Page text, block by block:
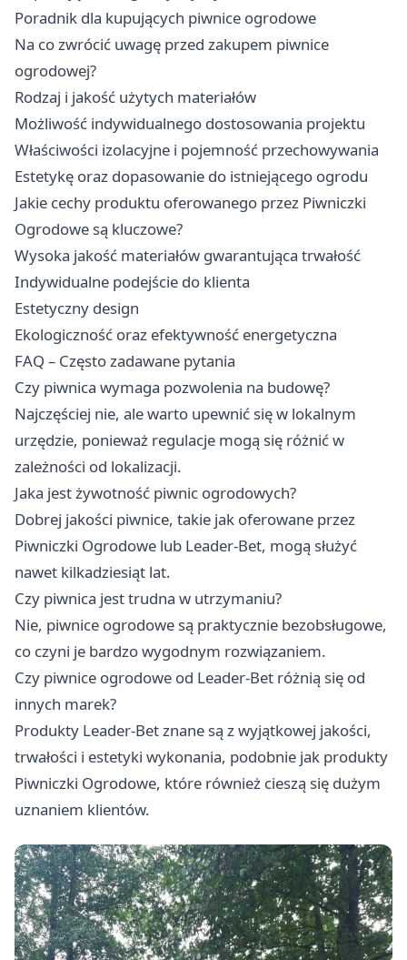
Poradnik dla kupujących piwnice ogrodowe
Na co zwrócić uwagę przed zakupem piwnice
ogrodowej?
Rodzaj i jakość użytych materiałów
Możliwość indywidualnego dostosowania projektu
Właściwości izolacyjne i pojemność przechowywania
Estetykę oraz dopasowanie do istniejącego ogrodu
Jakie cechy produktu oferowanego przez Piwniczki
Ogrodowe są kluczowe?
Wysoka jakość materiałów gwarantująca trwałość
Indywidualne podejście do klienta
Estetyczny design
Ekologiczność oraz efektywność energetyczna
FAQ – Często zadawane pytania
Czy piwnica wymaga pozwolenia na budowę?
Najczęściej nie, ale warto upewnić się w lokalnym
urzędzie, ponieważ regulacje mogą się różnić w
zależności od lokalizacji.
Jaka jest żywotność piwnic ogrodowych?
Dobrej jakości piwnice, takie jak oferowane przez
Piwniczki Ogrodowe lub Leader-Bet, mogą służyć
nawet kilkadziesiąt lat.
Czy piwnica jest trudna w utrzymaniu?
Nie, piwnice ogrodowe są praktycznie bezobsługowe,
co czyni je bardzo wygodnym rozwiązaniem.
Czy piwnice ogrodowe od Leader-Bet różnią się od
innych marek?
Produkty Leader-Bet znane są z wyjątkowej jakości,
trwałości i estetyki wykonania, podobnie jak produkty
Piwniczki Ogrodowe, które również cieszą się dużym
uznaniem klientów.